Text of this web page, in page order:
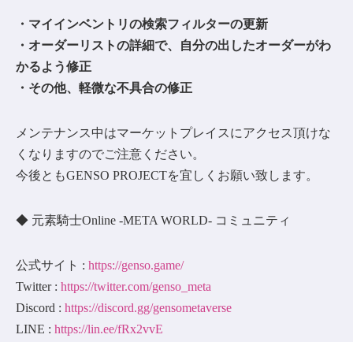
・マイインベントリの検索フィルターの更新
・オーダーリストの詳細で、自分の出したオーダーがわ
かるよう修正
・その他、軽微な不具合の修正
メンテナンス中はマーケットプレイスにアクセス頂けな
くなりますのでご注意ください。
今後ともGENSO PROJECTを宜しくお願い致します。
◆ 元素騎士Online -META WORLD- コミュニティ
公式サイト : https://genso.game/
Twitter : https://twitter.com/genso_meta
Discord : https://discord.gg/gensometaverse
LINE : https://lin.ee/fRx2vvE